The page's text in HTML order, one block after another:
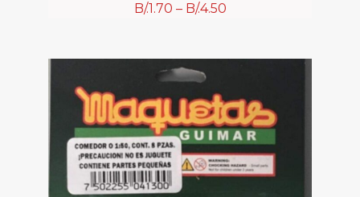
B/.1.70 – B/.4.50